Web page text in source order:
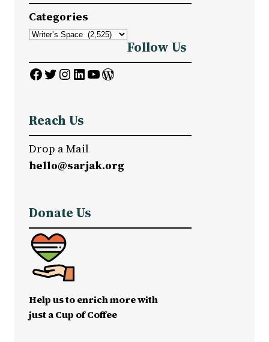
c
h
Categories
Follow Us
Facebook Twitter InstagramLinkedIn YouTube WordPress
Reach Us
Drop a Mail
hello@sarjak.org
Donate Us
Help us to enrich more with
just a Cup of Coffee